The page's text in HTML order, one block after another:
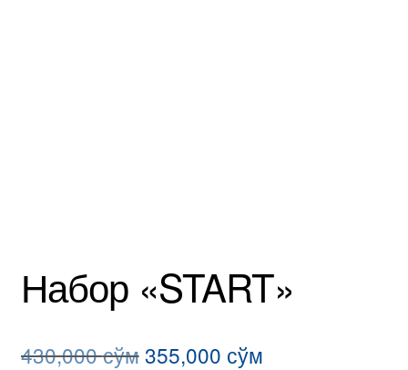
Набор «START»
430,000сўмПервоначальная
355,000 сўмТекущая